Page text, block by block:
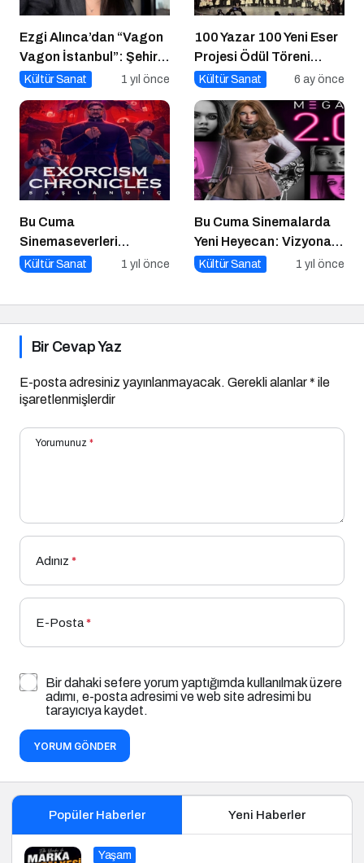
Ezgi Alınca’dan “Vagon
Vagon İstanbul”: Şehir
Raylara Yazıldı, Kalbe
Kültür Sanat 1 yıl önce
100 Yazar 100 Yeni Eser
Projesi Ödül Töreni
Gerçekleşti
Kültür Sanat 6 ay önce
Bu Cuma
Sinemaseverleri
Bekleyen Yepyeni Filmler!
Kültür Sanat 1 yıl önce
Bu Cuma Sinemalarda
Yeni Heyecan: Vizyona
Girecek Filmler Belli
Kültür Sanat 1 yıl önce
Bir Cevap Yaz
E-posta adresiniz yayınlanmayacak. Gerekli alanlar* ile
işaretlenmişlerdir
Yorumunuz *
Adınız *
E-Posta*
Bir dahaki sefere yorum yaptığımda kullanılmak üzere
adımı, e-posta adresimi ve web site adresimi bu
tarayıcıya kaydet.
YORUM GÖNDER
Popüler Haberler Yeni Haberler
Yaşam